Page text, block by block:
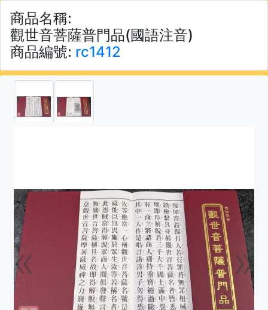
商品名稱:
觀世音菩薩普門品(國語注音)
商品編號: rc1412
«上一張 »下一